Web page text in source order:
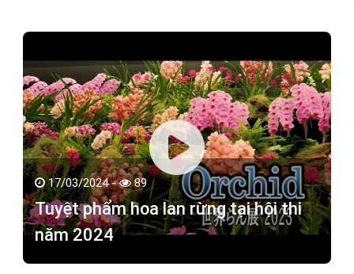
17/03/2024 - 89
Tuyệt phẩm hoa lan rừng tại hội thi
năm 2024